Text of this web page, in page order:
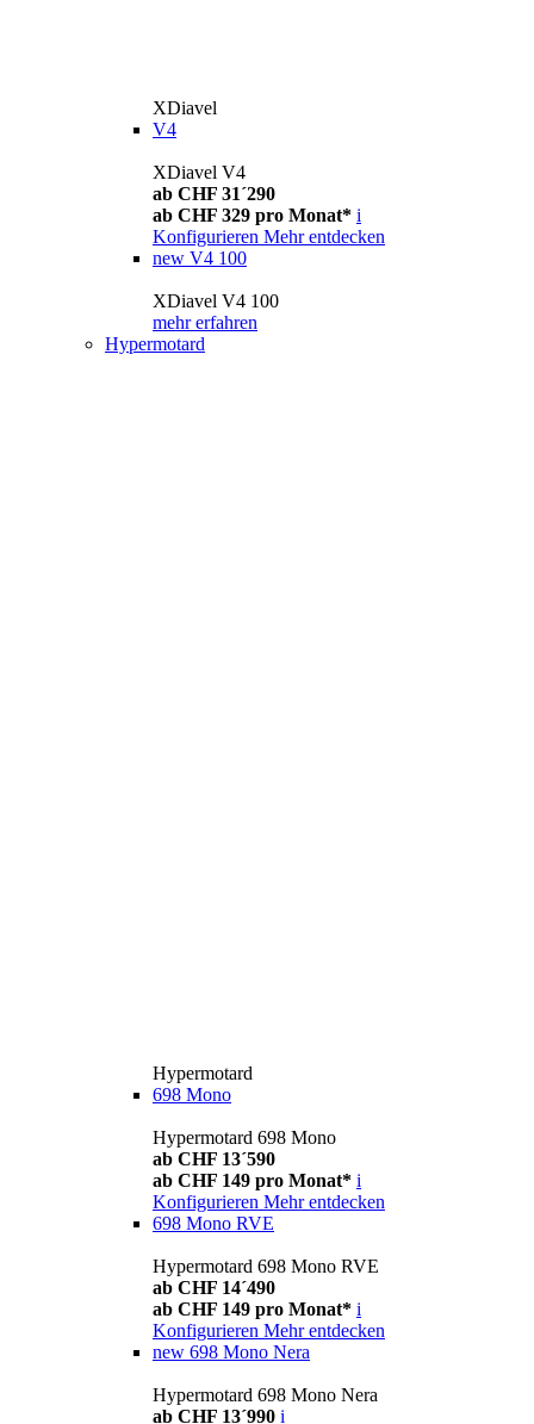
XDiavel
V4
XDiavel V4
ab CHF 31´290
ab CHF 329 pro Monat* i
Konfigurieren Mehr entdecken
new V4 100
XDiavel V4 100
mehr erfahren
Hypermotard
Hypermotard
698 Mono
Hypermotard 698 Mono
ab CHF 13´590
ab CHF 149 pro Monat* i
Konfigurieren Mehr entdecken
698 Mono RVE
Hypermotard 698 Mono RVE
ab CHF 14´490
ab CHF 149 pro Monat* i
Konfigurieren Mehr entdecken
new 698 Mono Nera
Hypermotard 698 Mono Nera
ab CHF 13´990 i